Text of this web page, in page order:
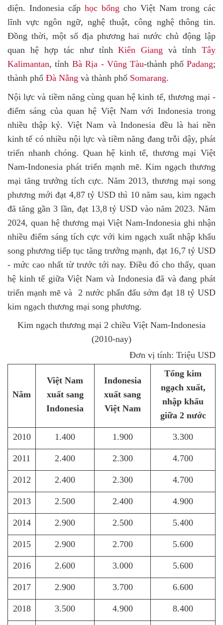
diện. Indonesia cấp học bổng cho Việt Nam trong các
lĩnh vực ngôn ngữ, nghệ thuật, công nghệ thông tin.
Đồng thời, một số địa phương hai nước chủ động lập
quan hệ hợp tác như tỉnhKiên Giang và tỉnhTây
Kalimantan, tỉnh Bà Rịa - Vũng Tàu-thành phố Padang;
thành phố Đà Nẵng và thành phố Somarang.
Nội lực và tiềm năng cùng quan hệ kinh tế, thương mại -
điểm sáng của quan hệ Việt Nam với Indonesia trong
nhiều thập kỷ. Việt Nam và Indonesia đều là hai nền
kinh tế có nhiều nội lực và tiềm năng đang trỗi dậy, phát
triển nhanh chóng. Quan hệ kinh tế, thương mại Việt
Nam-Indonesia phát triển mạnh mẽ. Kim ngạch thương
mại tăng trưởng tích cực. Năm 2013, thương mại song
phương mới đạt 4,87 tỷ USD thì 10 năm sau, kim ngạch
đã tăng gần 3 lần, đạt 13,8 tỷ USD vào năm 2023. Năm
2024, quan hệ thương mại Việt Nam-Indonesia ghi nhận
nhiều điểm sáng tích cực với kim ngạch xuất nhập khẩu
song phương tiếp tục tăng trưởng mạnh, đạt 16,7 tỷ USD
- mức cao nhất từ trước tới nay. Điều đó cho thấy, quan
hệ kinh tế giữa Việt Nam và Indonesia đã và đang phát
triển mạnh mẽ và 2 nước phấn đấu sớm đạt 18 tỷ USD
kim ngạch thương mại song phương.
Kim ngạch thương mại 2 chiều Việt Nam-Indonesia
(2010-nay)
Đơn vị tính: Triệu USD
Năm
Việt Nam
xuất sang
Indonesia
Indonesia
xuất sang
Việt Nam
Tổng kim
ngạch xuất,
nhập khẩu
giữa 2 nước
2010 1.400 1.900 3.300
2011 2.400 2.300 4.700
2012 2.400 2.300 4.700
2013 2.500 2.400 4.900
2014 2.900 2.500 5.400
2015 2.900 2.700 5.600
2016 2.600 3.000 5.600
2017 2.900 3.700 6.600
2018 3.500 4.900 8.400